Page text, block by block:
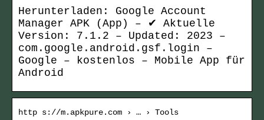
Herunterladen: Google Account
Manager APK (App) – ✔ Aktuelle
Version: 7.1.2 – Updated: 2023 –
com.google.android.gsf.login –
Google – kostenlos – Mobile App für
Android
http s://m.apkpure.com › … › Tools